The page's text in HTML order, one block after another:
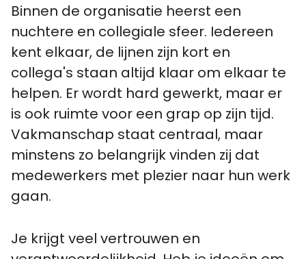
Binnen de organisatie heerst een
nuchtere en collegiale sfeer. Iedereen
kent elkaar, de lijnen zijn kort en
collega's staan altijd klaar om elkaar te
helpen. Er wordt hard gewerkt, maar er
is ook ruimte voor een grap op zijn tijd.
Vakmanschap staat centraal, maar
minstens zo belangrijk vinden zij dat
medewerkers met plezier naar hun werk
gaan.
Je krijgt veel vertrouwen en